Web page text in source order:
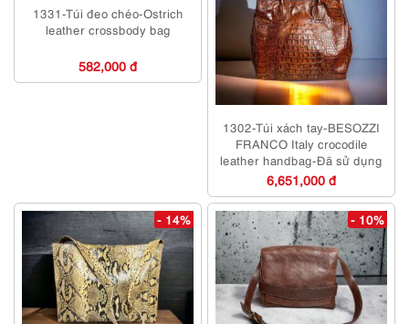
1331-Túi đeo chéo-Ostrich
leather crossbody bag
582,000 đ
1302-Túi xách tay-BESOZZI
FRANCO Italy crocodile
leather handbag-Đã sử dụng
6,651,000 đ
- 14% - 10%